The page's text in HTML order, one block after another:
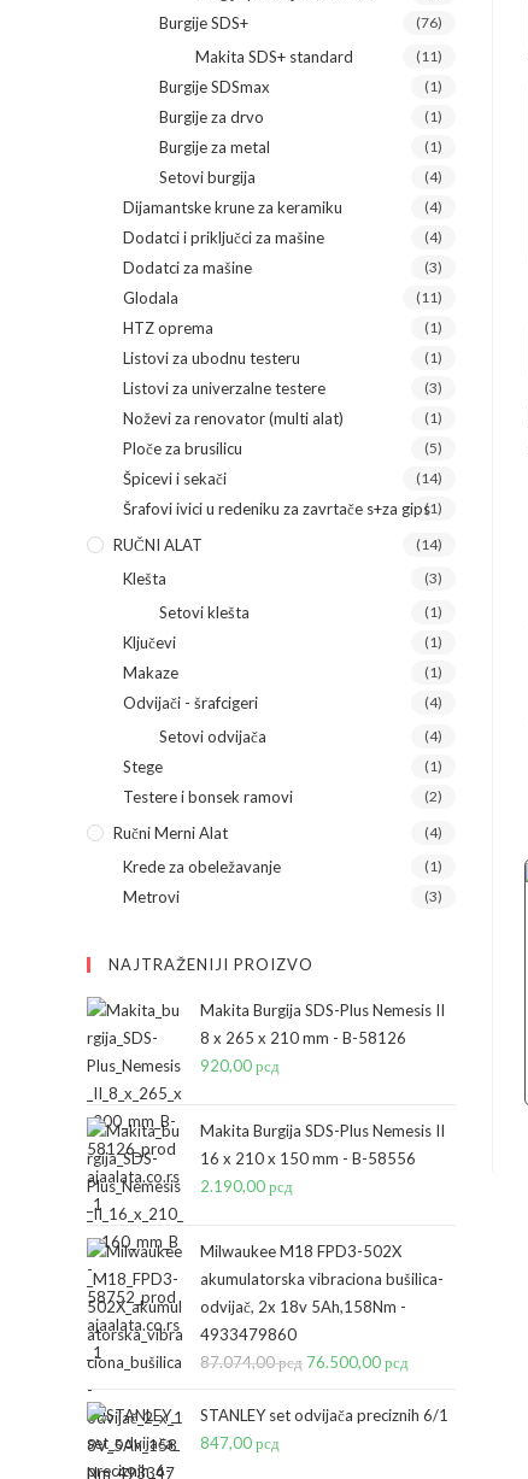
Burgije SDS+ (76)
Makita SDS+ standard (11)
Burgije SDSmax (1)
Burgije za drvo (1)
Burgije za metal (1)
Setovi burgija (4)
Dijamantske krune za keramiku (4)
Dodatci i priključci za mašine (4)
Dodatci za mašine (3)
Glodala (11)
HTZ oprema (1)
Listovi za ubodnu testeru (1)
Listovi za univerzalne testere (3)
Noževi za renovator (multi alat) (1)
Ploče za brusilicu (5)
Špicevi i sekači (14)
Šrafovi ivici u redeniku za zavrtače s+za gips(1)
RUČNI ALAT (14)
Klešta (3)
Setovi klešta (1)
Ključevi (1)
Makaze (1)
Odvijači - šrafcigeri (4)
Setovi odvijača (4)
Stege (1)
Testere i bonsek ramovi (2)
Ručni Merni Alat (4)
Krede za obeležavanje (1)
Metrovi (3)
NAJTRAŽENIJI PROIZVO
Makita Burgija SDS-Plus Nemesis II
8 x 265 x 210 mm - B-58126
920,00рсд
Makita Burgija SDS-Plus Nemesis II
16 x 210 x 150 mm - B-58556
2.190,00рсд
Milwaukee M18 FPD3-502X
akumulatorska vibraciona bušilica-
odvijač, 2x 18v 5Ah,158Nm -
4933479860
87.074,00рсд Originalna
je
76.500,00рсд
je:
STANLEY set odvijača preciznih 6/1
847,00рсд